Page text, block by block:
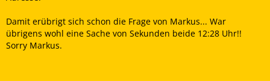
Damit erübrigt sich schon die Frage von Markus... War
übrigens wohl eine Sache von Sekunden beide 12:28 Uhr!!
Sorry Markus.